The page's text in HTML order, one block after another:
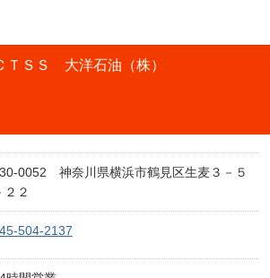
ＴＳＳ 大洋石油（株）
0052 神奈川県横浜市鶴見区生麦３－５
２２
504-2137